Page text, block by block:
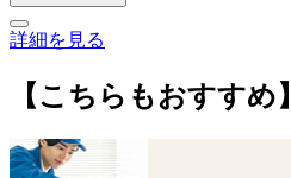
詳細を見る
【こちらもおすすめ】